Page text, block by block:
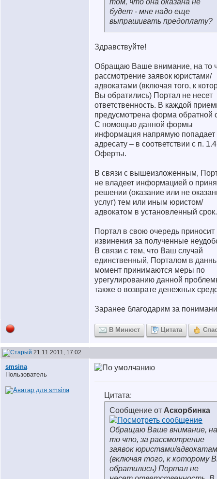
том, что она оказана не
будет - мне надо еще
выпрашивать предоплату?
Здравствуйте!
Обращаю Ваше внимание, на то
рассмотрение заявок юристами/
адвокатами (включая того, к
Вы обратились) Портал не несет
ответственность. В каждой
предусмотрена форма обратной
С помощью данной формы
информация напрямую попадает
адресату – в соответствии с п.
Оферты.
В связи с вышеизложенным,
не владеет информацией о
решении (оказание или не
услуг) тем или иным юристом/
адвокатом в установленный срок.
Портал в свою очередь приносит
извинения за полученные
В связи с тем, что Ваш случай
единственный, Порталом в
момент принимаются меры по
урегулированию данной
также о возврате денежных
Заранее благодарим за
В Минюст Цитата
21.11.2011, 17:02
smsina
Пользователь
Цитата:
Сообщение от Аскорбинка
Обращаю Ваше внимание, на
то что, за рассмотрение
заявок юристами/
(включая того, к которому
обратились) Портал не